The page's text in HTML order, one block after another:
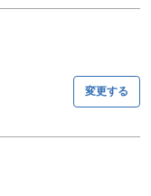
変更する